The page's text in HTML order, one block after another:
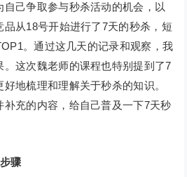
己争取参与秒杀活动的机会，以
从18号开始进行了7天的秒杀，短
。通过这几天的记录和观察，我
这次魏老师的课程也特别提到了7
地梳理和理解关于秒杀的知识。
补充的内容，给自己普及一下7天秒
骤